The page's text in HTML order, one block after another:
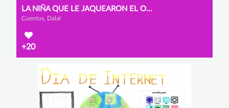
LA NIÑA QUE LE JAQUEARON EL ORDENADOR
Cuentos, Dalal
+20